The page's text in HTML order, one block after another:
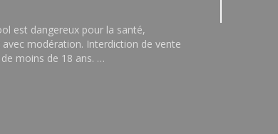
est dangereux pour la santé,
modération. Interdiction de vente
moins de 18 ans. …